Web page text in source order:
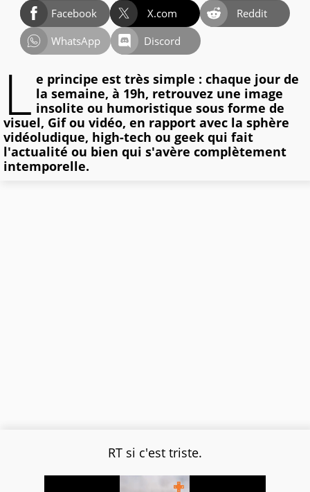
Facebook X.com
Reddit
WhatsApp
Discord
L e principe est très simple : chaque jour de
la semaine, à 19h, retrouvez une image
insolite ou humoristique sous forme de
visuel, Gif ou vidéo, en rapport avec la sphère
vidéoludique, high-tech ou geek qui fait
l'actualité ou bien qui s'avère complètement
intemporelle.
RT si c'est triste.